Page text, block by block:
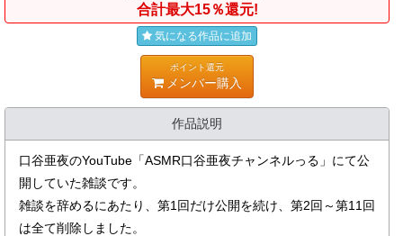
合計最大15％還元!
気になる作品に追加
ポイント還元
メンバー購入
作品説明
口谷亜夜のYouTube「ASMR口谷亜夜チャンネルっる」にて公
開していた雑談です。
雑談を辞めるにあたり、第1回だけ公開を続け、第2回～第11回
は全て削除しました。